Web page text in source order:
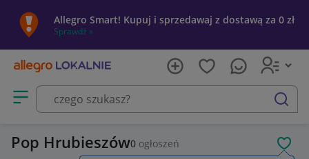
Allegro Smart! Kupuj i sprzedawaj z dostawą za 0 zł
Sprawdź »
Otwórz menu z kategoriami
szukaj
Pop Hrubieszów0 ogłoszeń